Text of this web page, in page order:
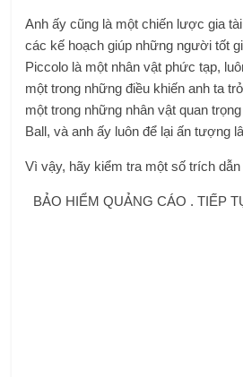
Anh ấy cũng là một chiến lược gia
các kế hoạch giúp những người tốt
Piccolo là một nhân vật phức tạp,
một trong những điều khiến anh ta
một trong những nhân vật quan
Ball, và anh ấy luôn để lại ấn tượng
Vì vậy, hãy kiểm tra một số trích
BẢO HIỂM QUẢNG CÁO . TIẾP